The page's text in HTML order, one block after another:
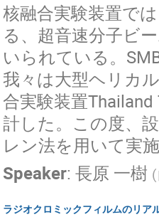
核融合実験装置で
る、超音速分子ビ
いられている。
我々は大型ヘリカ
合実験装置
計した。この度、
レン法を用いて実
Speaker:長原 一樹 (
ラジオクロミックフィルムのリア